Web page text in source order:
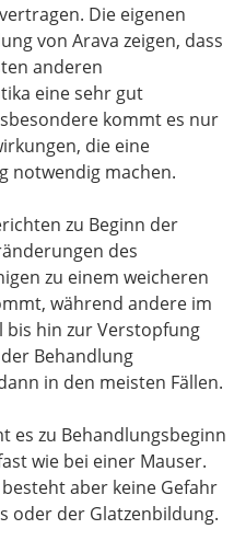
Die eigenen
von Arava zeigen, dass
anderen
eine sehr gut
kommt es nur
die eine
notwendig machen.
zu Beginn der
des
zu einem weicheren
während andere im
bis hin zur Verstopfung
Behandlung
in den meisten Fällen.
es zu Behandlungsbeginn
wie bei einer Mauser.
aber keine Gefahr
oder der Glatzenbildung.